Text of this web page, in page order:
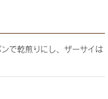
で乾煎りにし、ザーサイは